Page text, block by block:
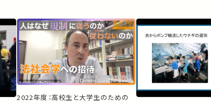
2022年度：高校生と大学生のための